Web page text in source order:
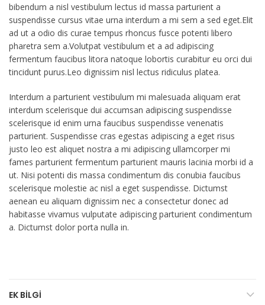
bibendum a nisl vestibulum lectus id massa parturient a
suspendisse cursus vitae urna interdum a mi sem a sed eget.Elit
ad ut a odio dis curae tempus rhoncus fusce potenti libero
pharetra sem a.Volutpat vestibulum et a ad adipiscing
fermentum faucibus litora natoque lobortis curabitur eu orci dui
tincidunt purus.Leo dignissim nisl lectus ridiculus platea.
Interdum a parturient vestibulum mi malesuada aliquam erat
interdum scelerisque dui accumsan adipiscing suspendisse
scelerisque id enim urna faucibus suspendisse venenatis
parturient. Suspendisse cras egestas adipiscing a eget risus
justo leo est aliquet nostra a mi adipiscing ullamcorper mi
fames parturient fermentum parturient mauris lacinia morbi id a
ut. Nisi potenti dis massa condimentum dis conubia faucibus
scelerisque molestie ac nisl a eget suspendisse. Dictumst
aenean eu aliquam dignissim nec a consectetur donec ad
habitasse vivamus vulputate adipiscing parturient condimentum
a. Dictumst dolor porta nulla in.
EK BILGI